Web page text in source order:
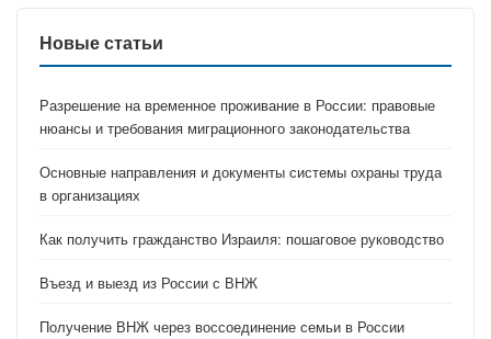
Новые статьи
Разрешение на временное проживание в России: правовые
нюансы и требования миграционного законодательства
Основные направления и документы системы охраны труда
в организациях
Как получить гражданство Израиля: пошаговое руководство
Въезд и выезд из России с ВНЖ
Получение ВНЖ через воссоединение семьи в России